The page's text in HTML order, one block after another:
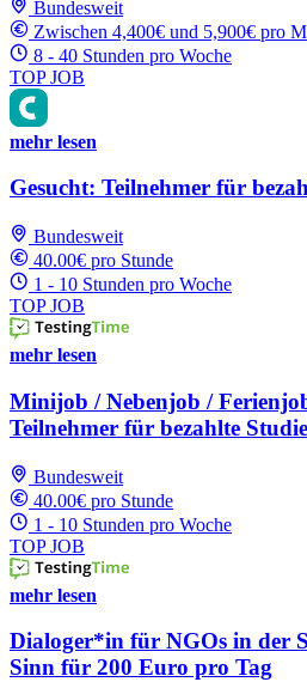
Bundesweit
Zwischen 4,400€ und 5,900€ pro
8 - 40 Stunden pro Woche
TOP JOB
mehr lesen
Gesucht: Teilnehmer für
Bundesweit
40.00€ pro Stunde
1 - 10 Stunden pro Woche
TOP JOB
mehr lesen
Minijob / Nebenjob /
Teilnehmer für bezahlte
Bundesweit
40.00€ pro Stunde
1 - 10 Stunden pro Woche
TOP JOB
mehr lesen
Dialoger*in für NGOs in der
Sinn für 200 Euro pro Tag